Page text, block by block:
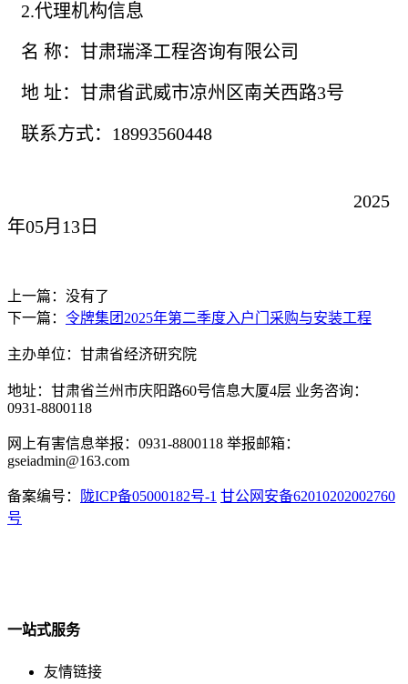
2.代理机构信息
名 称： 甘肃瑞泽工程咨询有限公司
地 址：甘肃省武威市凉州区南关西路3号
联系方式： 18993560448
2025
年05月 13 日
上一篇：没有了
下一篇： 令牌集团2025年第二季度入户门采购与安装工程
主办单位：甘肃省经济研究院
地址：甘肃省兰州市庆阳路60号信息大厦4层 业务咨询：
0931-8800118
网上有害信息举报：0931-8800118 举报邮箱：
gseiadmin@163.com
备案编号： 陇ICP备05000182号-1 甘公网安备62010202002760
号
一站式服务
友情链接